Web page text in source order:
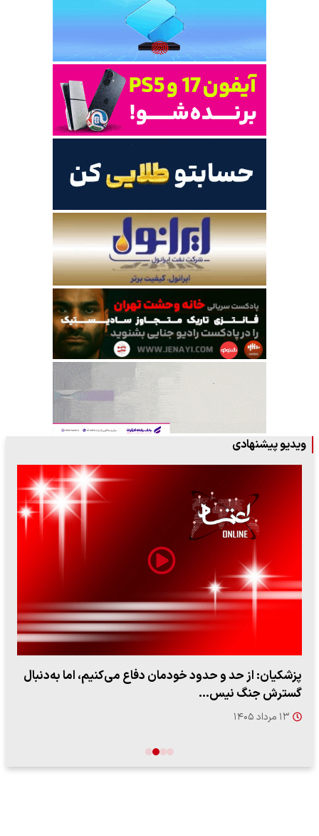
ویدیو پیشنهادی
پزشکیان: از حد و حدود خودمان دفاع می‌کنیم، اما به‌دنبال
گسترش جنگ نیس…
۱۳ مرداد ۱۴۰۵